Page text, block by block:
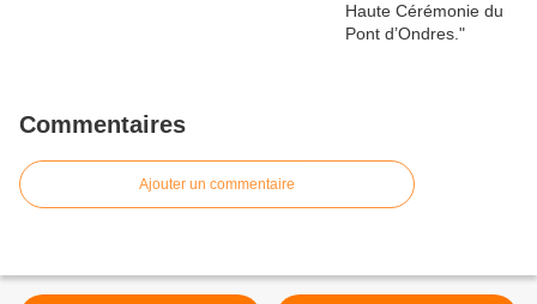
Commentaires
Ajouter un commentaire